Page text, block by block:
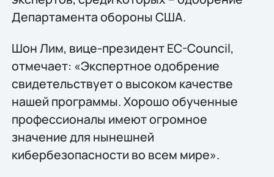
Департамента обороны США.
Шон Лим, вице-президент EC-Council,
отмечает: «Экспертное одобрение
свидетельствует о высоком качестве
нашей программы. Хорошо обученные
профессионалы имеют огромное
значение для нынешней
кибербезопасности во всем мире».